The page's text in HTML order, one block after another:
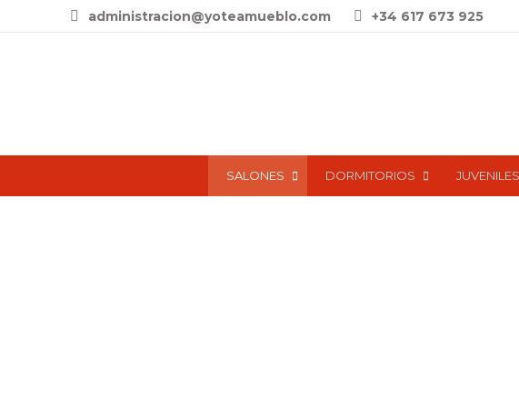
administracion@yoteamueblo.com +34 617 673 925
SALONES DORMITORIOS